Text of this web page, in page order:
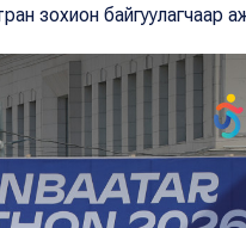
зохион байгуулагчаар